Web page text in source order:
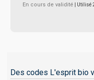
En cours de validité | Utilisé
Des codes L'esprit bio